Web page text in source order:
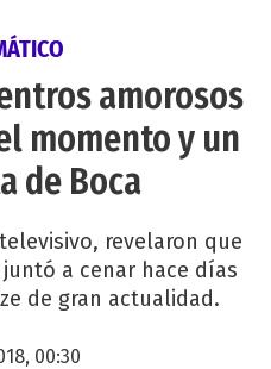
amorosos
momento y un
de Boca
revelaron que
a cenar hace días
de gran actualidad.
00:30